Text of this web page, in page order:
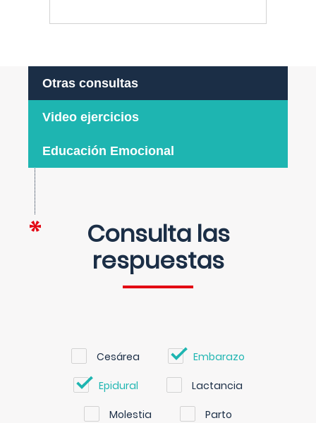
Otras consultas
Video ejercicios
Educación Emocional
Consulta las
respuestas
Cesárea Embarazo
Epidural Lactancia
Molestia Parto